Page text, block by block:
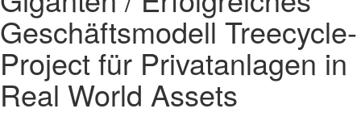
Geschäftsmodell Treecycle-
Project für Privatanlagen in
Real World Assets